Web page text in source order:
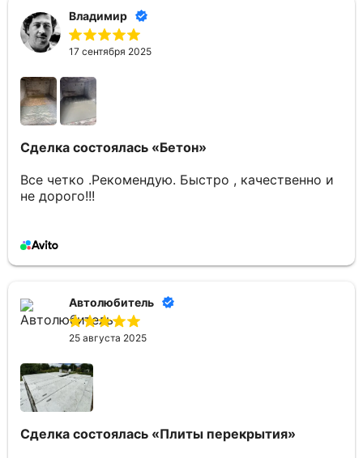
Владимир
17 сентября 2025
Сделка состоялась «Бетон»
Все четко .Рекомендую. Быстро , качественно и
не дорого!!!
Автолюбитель
25 августа 2025
Сделка состоялась «Плиты перекрытия»